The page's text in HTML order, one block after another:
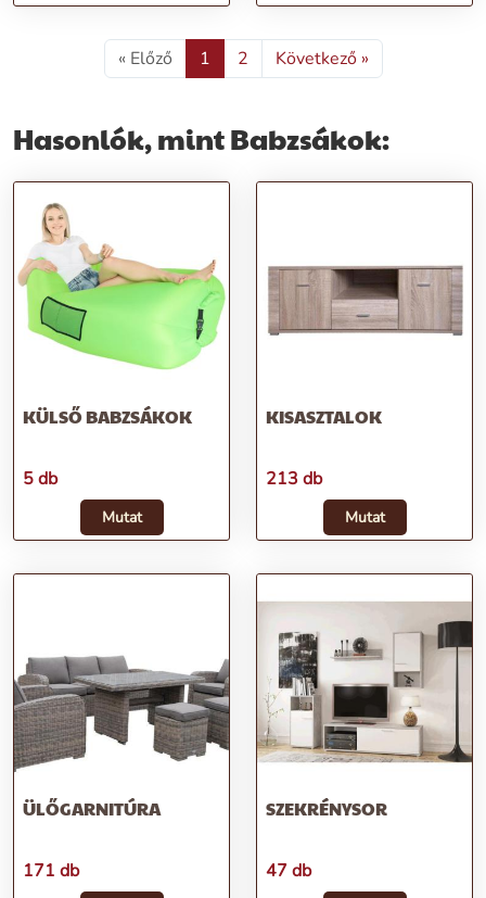
« Előző 1 2 Következő »
Hasonlók, mint Babzsákok:
KÜLSŐ BABZSÁKOK
5 db
Mutat
KISASZTALOK
213 db
Mutat
ÜLŐGARNITÚRA
171 db
SZEKRÉNYSOR
47 db